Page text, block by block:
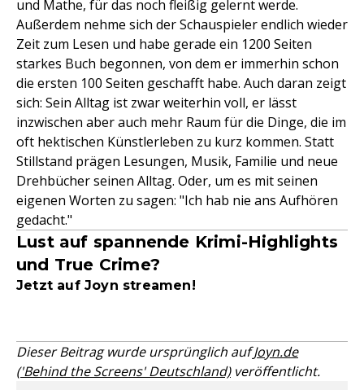
und Mathe, für das noch fleißig gelernt werde.
Außerdem nehme sich der Schauspieler endlich wieder
Zeit zum Lesen und habe gerade ein 1200 Seiten
starkes Buch begonnen, von dem er immerhin schon
die ersten 100 Seiten geschafft habe. Auch daran zeigt
sich: Sein Alltag ist zwar weiterhin voll, er lässt
inzwischen aber auch mehr Raum für die Dinge, die im
oft hektischen Künstlerleben zu kurz kommen. Statt
Stillstand prägen Lesungen, Musik, Familie und neue
Drehbücher seinen Alltag. Oder, um es mit seinen
eigenen Worten zu sagen: "Ich hab nie ans Aufhören
gedacht."
Lust auf spannende Krimi-Highlights
und True Crime?
Jetzt auf Joyn streamen!
Dieser Beitrag wurde ursprünglich aufJoyn.de
('Behind the Screens' Deutschland)veröffentlicht.